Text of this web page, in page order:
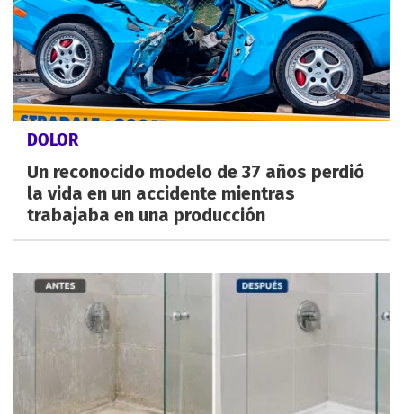
DOLOR
Un reconocido modelo de 37 años perdió
la vida en un accidente mientras
trabajaba en una producción